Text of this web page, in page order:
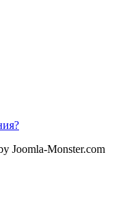
Joomla-Monster.com